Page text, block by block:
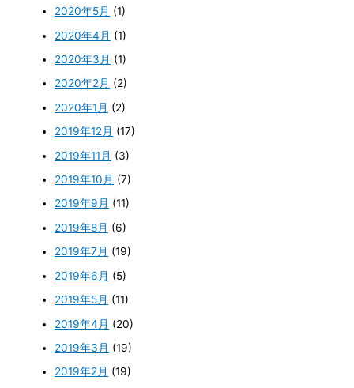
2020年5月 (1)
2020年4月 (1)
2020年3月 (1)
2020年2月 (2)
2020年1月 (2)
2019年12月 (17)
2019年11月 (3)
2019年10月 (7)
2019年9月 (11)
2019年8月 (6)
2019年7月 (19)
2019年6月 (5)
2019年5月 (11)
2019年4月 (20)
2019年3月 (19)
2019年2月 (19)